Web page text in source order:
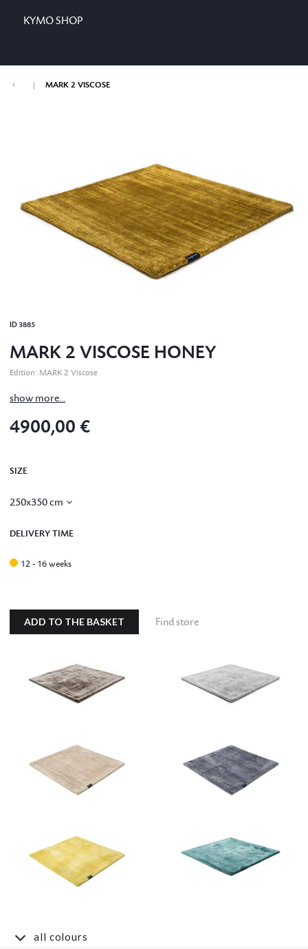
KYMO SHOP
| MARK 2 VISCOSE
ID3885
MARK 2 VISCOSE HONEY
Edition: MARK 2 Viscose
show more...
4900,00 €
SIZE
250x350 cm
DELIVERY TIME
12 - 16 weeks
ADD TO THE BASKET Find store
all colours